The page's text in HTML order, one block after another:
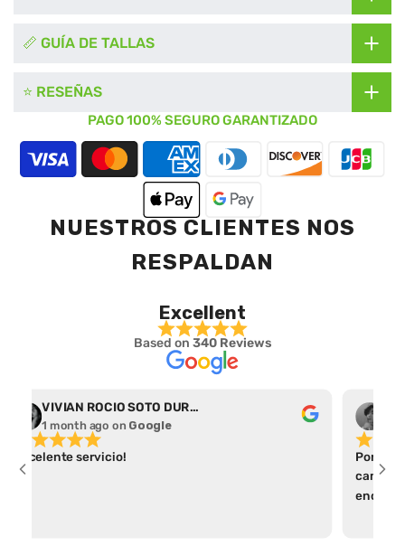
📏 GUÍA DE TALLAS
⭐ RESEÑAS
PAGO 100% SEGURO GARANTIZADO
NUESTROS CLIENTES NOS
RESPALDAN
Excellent
Based on 340 Reviews
VIVIAN ROCIO SOTO DURAN
1 month ago on Google
Excelente servicio!
Por el